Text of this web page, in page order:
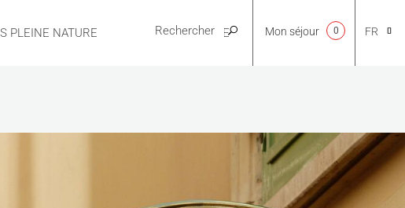
PLEINE NATURE PRATIQUE FR
Mon séjour 0